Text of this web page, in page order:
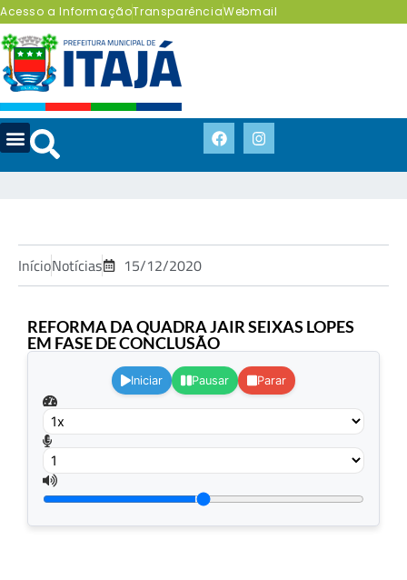
Acesso a InformaçãoTransparênciaWebmail
InícioNotícias 15/12/2020
REFORMA DA QUADRA JAIR SEIXAS LOPES
EM FASE DE CONCLUSÃO
Iniciar Pausar Parar